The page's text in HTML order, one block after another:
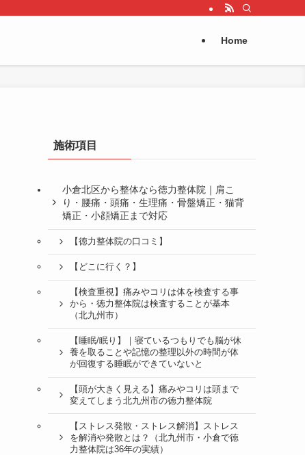
Home
施術項目
小倉北区から整体なら徳力整体院｜肩こ
り・腰痛・頭痛・生理痛・骨盤矯正・猫背
矯正・小顔矯正まで対応
【徳力整体院の口コミ】
【どこに行く？】
【検査重視】痛みやコリは体を検査する事
から・徳力整体院は検査することが基本
（北九州市）
【睡眠/眠り】｜寝ているつもりでも脳が休
養を取ることや記憶の整理以外の時間が体
が回復する睡眠ができていないと
【頭が大きく見える】痛みやコリは頭まで
変えてしまう北九州市の徳力整体院
【ストレス発散・ストレス解消】ストレス
を解消や発散とは？（北九州市・小倉で徳
力整体院は36年の実績）